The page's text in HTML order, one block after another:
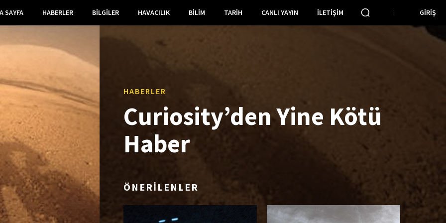
SAYFA HABERLER BILGILER HAVACILIK BILIM TARIH CANLI YAYIN İLETIŞIM GIRIŞ
HABERLER
Curiosity’den Yine Kötü
Haber
ÖNERİLENLER